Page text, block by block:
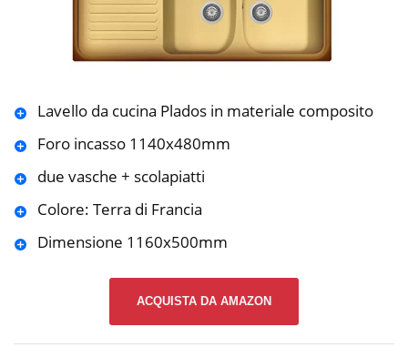
Lavello da cucina Plados in materiale composito
Foro incasso 1140x480mm
due vasche + scolapiatti
Colore: Terra di Francia
Dimensione 1160x500mm
ACQUISTA DA AMAZON